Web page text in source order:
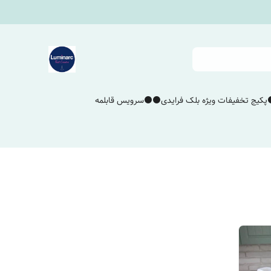
تخفیفات ویژه بلک فرایدی⚫️⚫️سرویس قابلمه